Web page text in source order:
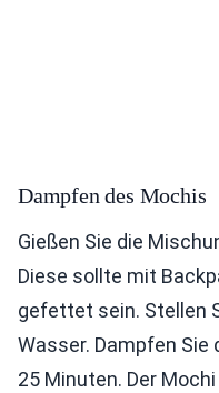
Dampfen des Mochis
Gießen Sie die
Diese sollte mit
gefettet sein. Stellen
Wasser. Dampfen
25 Minuten. Der